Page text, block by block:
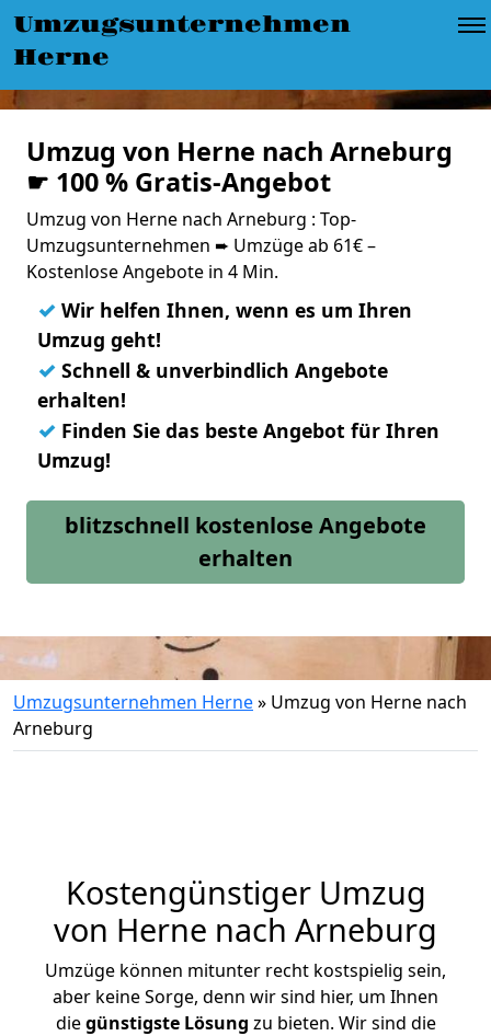
Umzugsunternehmen
Herne
Umzug von Herne nach Arneburg
☛ 100 % Gratis-Angebot
Umzug von Herne nach Arneburg : Top-
Umzugsunternehmen ➨ Umzüge ab 61€ –
Kostenlose Angebote in 4 Min.
✓ Wir helfen Ihnen, wenn es um Ihren
Umzug geht!
✓ Schnell & unverbindlich Angebote
erhalten!
✓ Finden Sie das beste Angebot für Ihren
Umzug!
blitzschnell kostenlose Angebote
erhalten
Umzugsunternehmen Herne» Umzug von Herne nach
Arneburg
Kostengünstiger Umzug
von Herne nach Arneburg
Umzüge können mitunter recht kostspielig sein,
aber keine Sorge, denn wir sind hier, um Ihnen
diegünstigste Lösung zu bieten. Wir sind die